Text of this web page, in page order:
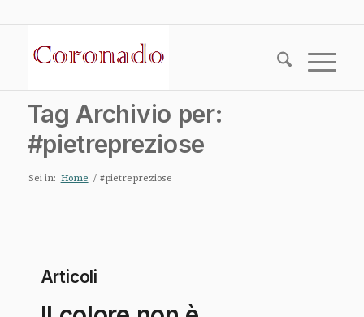
Tag Archivio per:
#pietrepreziose
Sei in: Home / #pietrepreziose
Articoli